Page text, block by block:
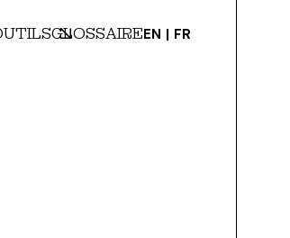
GLOSSAIREEN FR